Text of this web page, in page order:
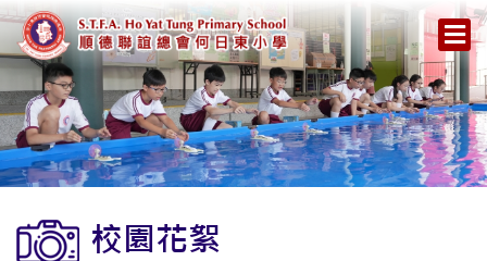
校園花絮